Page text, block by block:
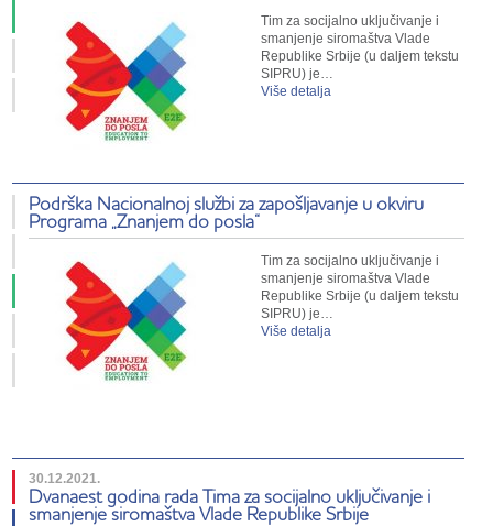
Tim za socijalno uključivanje i
smanjenje siromaštva Vlade
Republike Srbije (u daljem tekstu
SIPRU) je…
Više detalja
Podrška Nacionalnoj službi za zapošljavanje u okviru
Programa „Znanjem do posla“
Tim za socijalno uključivanje i
smanjenje siromaštva Vlade
Republike Srbije (u daljem tekstu
SIPRU) je…
Više detalja
30.12.2021.
Dvanaest godina rada Tima za socijalno uključivanje i
smanjenje siromaštva Vlade Republike Srbije